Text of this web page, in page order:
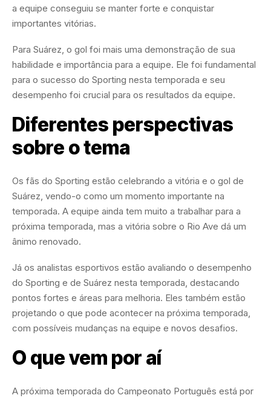
a equipe conseguiu se manter forte e conquistar
importantes vitórias.
Para Suárez, o gol foi mais uma demonstração de sua
habilidade e importância para a equipe. Ele foi fundamental
para o sucesso do Sporting nesta temporada e seu
desempenho foi crucial para os resultados da equipe.
Diferentes perspectivas
sobre o tema
Os fãs do Sporting estão celebrando a vitória e o gol de
Suárez, vendo-o como um momento importante na
temporada. A equipe ainda tem muito a trabalhar para a
próxima temporada, mas a vitória sobre o Rio Ave dá um
ânimo renovado.
Já os analistas esportivos estão avaliando o desempenho
do Sporting e de Suárez nesta temporada, destacando
pontos fortes e áreas para melhoria. Eles também estão
projetando o que pode acontecer na próxima temporada,
com possíveis mudanças na equipe e novos desafios.
O que vem por aí
A próxima temporada do Campeonato Português está por